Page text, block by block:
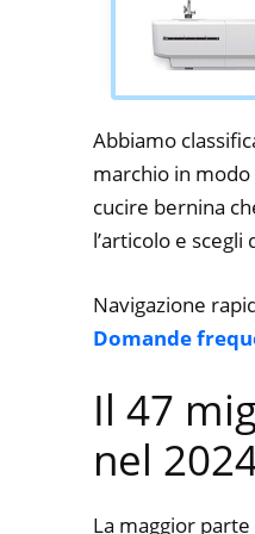
Abbiamo
marchio in
cucire bernina
l’articolo e
Navigazione
Domande
Il 47
nel
La maggior